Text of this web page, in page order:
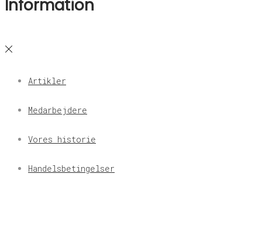
Information
Artikler
Medarbejdere
Vores historie
Handelsbetingelser